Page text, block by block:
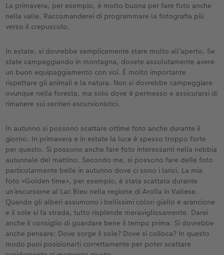
La primavera, per esempio, è molto buona per fare foto anche
nella valle. Raccomanderei di programmare la fotografia più
verso il crepuscolo.
In estate, si dovrebbe semplicemente stare molto all’aperto. Se
state campeggiando in montagna, dovete assolutamente avere
un buon equipaggiamento con voi. È molto importante
rispettare gli animali e la natura. Non si dovrebbe campeggiare
ovunque nella foresta, ma solo dove è permesso e assicurarsi di
rimanere sui sentieri escursionistici.
In autunno si possono scattare ottime foto anche durante il
giorno. In primavera e in estate la luce è spesso troppo forte
per questo. Si possono anche fare foto interessanti nella nebbia
autunnale del mattino. Secondo me, si possono fare delle foto
particolarmente belle in autunno dove ci sono i larici. La mia
foto «Golden time», per esempio, è stata scattata durante
un’escursione al Lac Bleu nella regione di Arolla in Vallese.
Quando gli alberi assumono i bellissimi colori giallo e arancione
e il sole si fa strada, tutto risplende meravigliosamente. Darei
anche il consiglio di guardare bene il tempo prima. Si dovrebbe
anche pensare: Dove sorge il sole? Dove si colloca? In questo
modo puoi posizionarti correttamente per poter scattare